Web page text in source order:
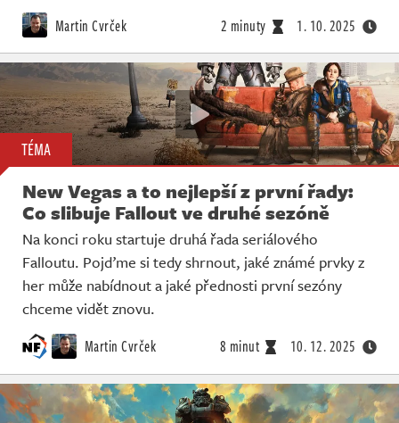
Martin Cvrček 2 minuty 1. 10. 2025
TÉMA
New Vegas a to nejlepší z první řady:
Co slibuje Fallout ve druhé sezóně
Na konci roku startuje druhá řada seriálového
Falloutu. Pojďme si tedy shrnout, jaké známé prvky z
her může nabídnout a jaké přednosti první sezóny
chceme vidět znovu.
Martin Cvrček 8 minut 10. 12. 2025